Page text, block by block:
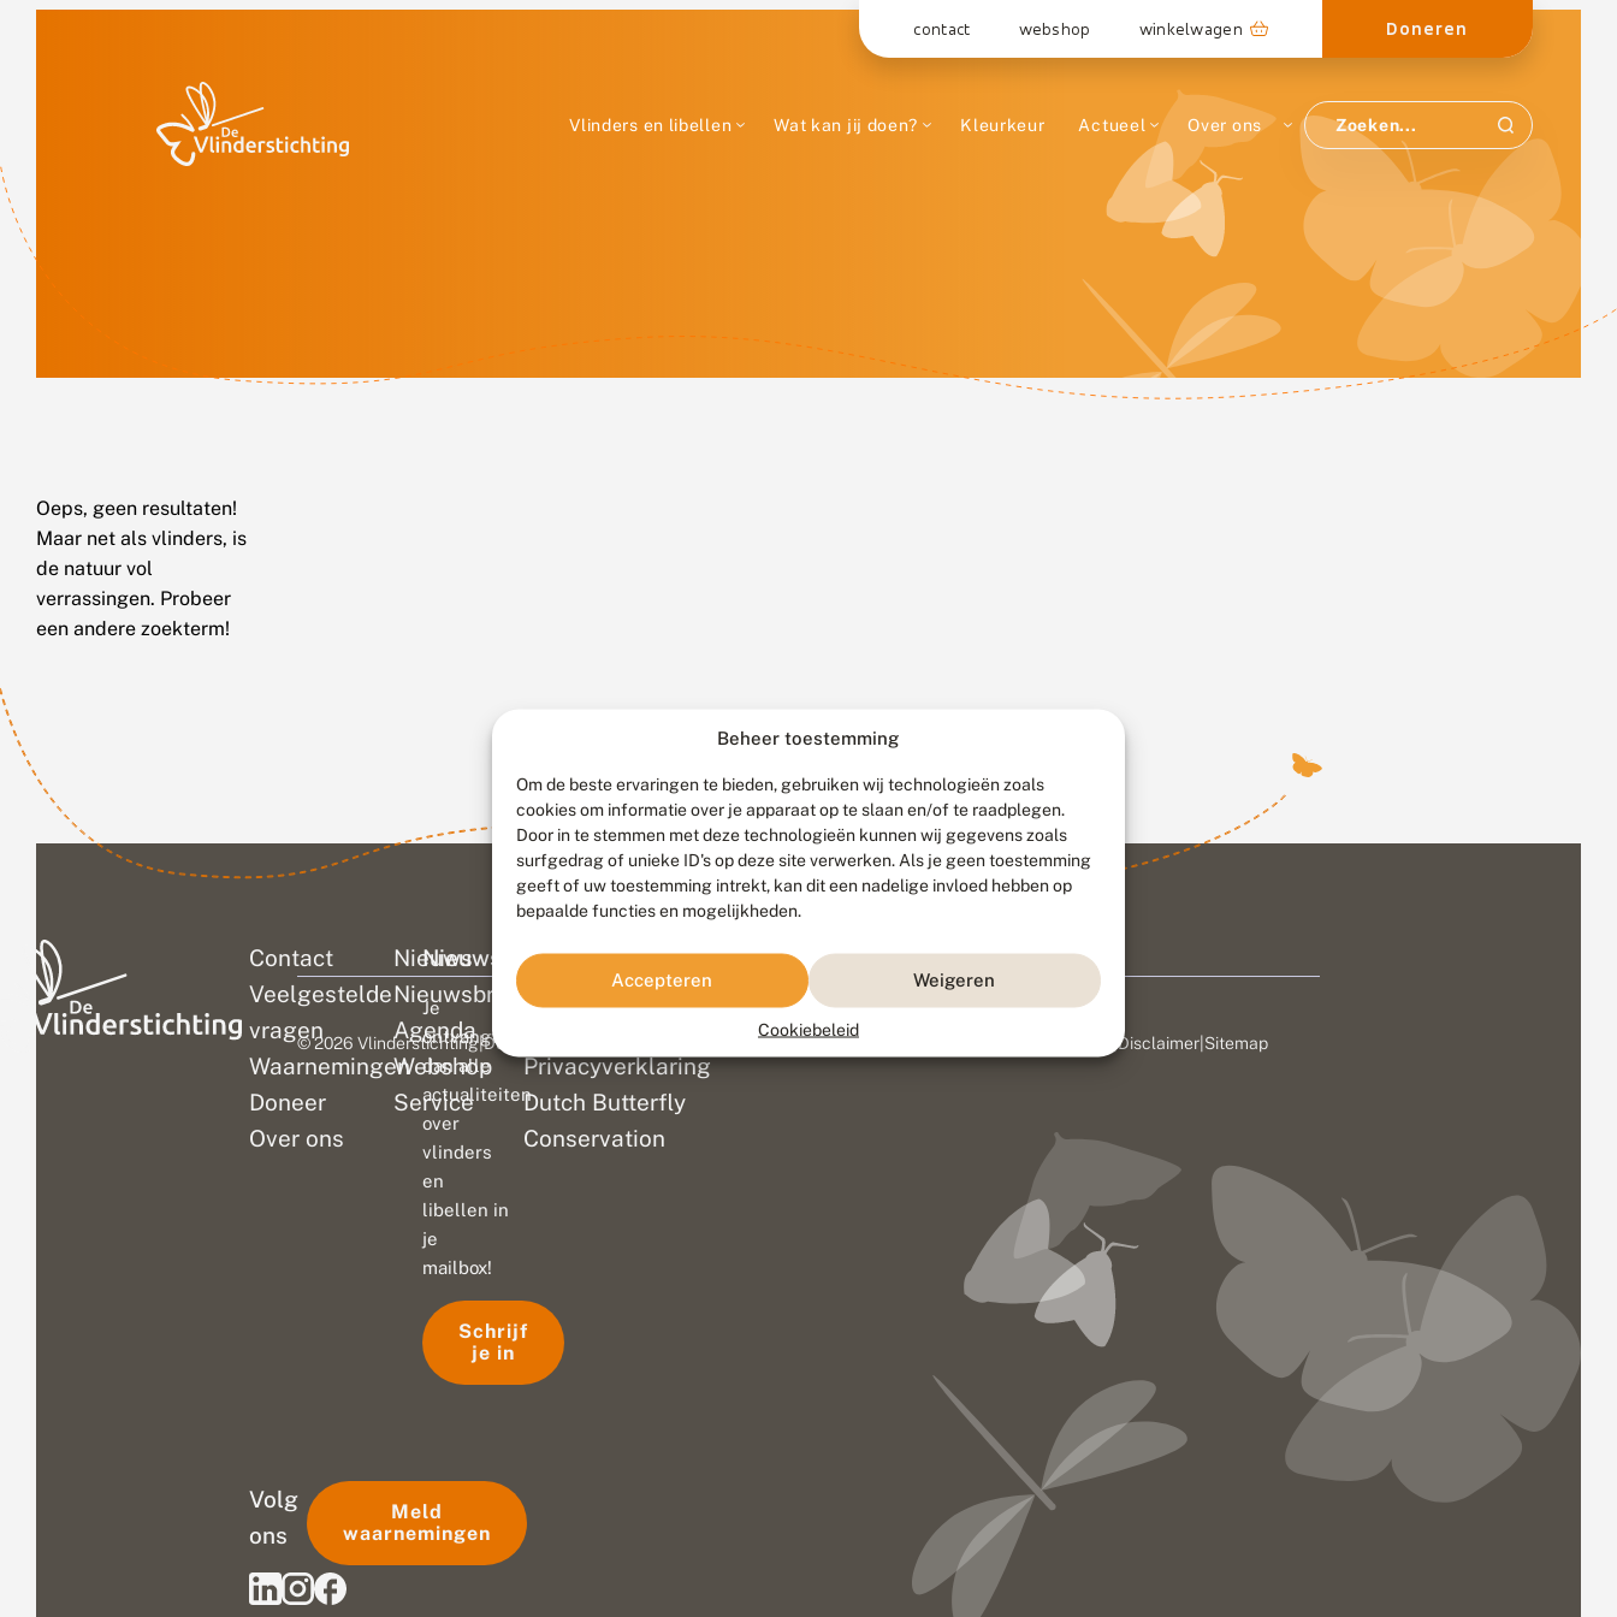
Beheer toestemming
Om de beste ervaringen te bieden, gebruiken wij technologieën zoals
cookies om informatie over je apparaat op te slaan en/of te raadplegen.
Door in te stemmen met deze technologieën kunnen wij gegevens zoals
surfgedrag of unieke ID's op deze site verwerken. Als je geen toestemming
geeft of uw toestemming intrekt, kan dit een nadelige invloed hebben op
bepaalde functies en mogelijkheden.
Accepteren Weigeren
Cookiebeleid
contact webshop winkelwagen Doneren
Vlinders en libellen Wat kan jij doen? Kleurkeur Actueel Over ons
Oeps, geen resultaten!
Maar net als vlinders, is
de natuur vol
verrassingen. Probeer
een andere zoekterm!
Contact
Veelgestelde
vragen
Waarnemingen
Doneer
Over ons
Nieuws
Nieuwsbrief
Agenda
Webshop
Service
Colofon
Disclaimer
Privacyverklaring
Dutch Butterfly
Conservation
Nieuwsbrief
Je
ontvangt
dan alle
actualiteiten
over
vlinders
en
libellen in
je
mailbox!
Schrijf
je in
Volg
ons
Meld
waarnemingen
© 2026 Vlinderstichting|Duurzaam ontwikkeld door Go2People, ontworpen door Disclaimer Sitemap